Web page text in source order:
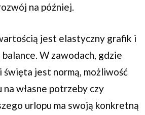
na później.
jest elastyczny grafik i
W zawodach, gdzie
święta jest normą, możliwość
na własne potrzeby czy
urlopu ma swoją konkretną